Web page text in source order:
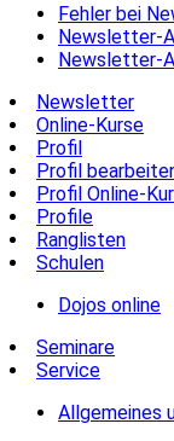
Fehler bei
Newsletter-
Newsletter-
Newsletter
Online-Kurse
Profil
Profil
Profil Online-
Profile
Ranglisten
Schulen
Dojos online
Seminare
Service
Allgemeines